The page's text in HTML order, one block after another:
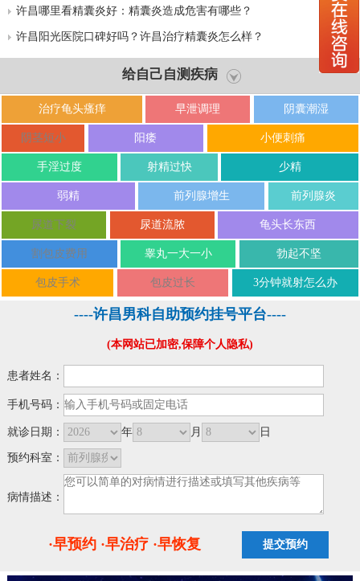
许昌哪里看精囊炎好：精囊炎造成危害有哪些？
许昌阳光医院口碑好吗？许昌治疗精囊炎怎么样？
给自己自测疾病
治疗龟头瘙痒 早泄调理 阴囊潮湿
阴茎短小 阳痿 小便刺痛
手淫过度 射精过快 少精
弱精 前列腺增生 前列腺炎
尿道下裂 尿道流脓 龟头长东西
割包皮费用 睾丸一大一小 勃起不坚
包皮手术 包皮过长 3分钟就射怎么办
----许昌男科自助预约挂号平台----
(本网站已加密,保障个人隐私)
患者姓名：
手机号码：
就诊日期： 年 月 日
预约科室：
病情描述：
·早预约 ·早治疗 ·早恢复